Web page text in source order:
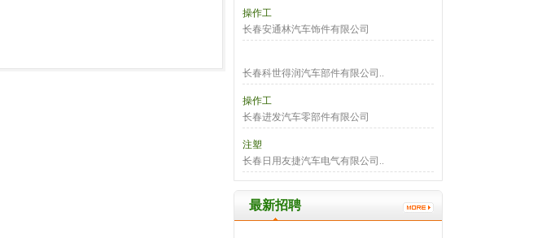
操作工
长春安通林汽车饰件有限公司
长春科世得润汽车部件有限公司..
操作工
长春进发汽车零部件有限公司
注塑
长春日用友捷汽车电气有限公司..
最新招聘